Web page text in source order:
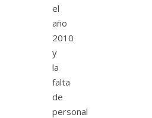
el
año
2010
y
la
falta
de
personal